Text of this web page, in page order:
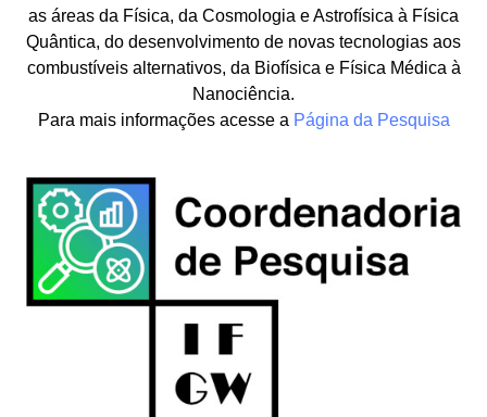
as áreas da Física, da Cosmologia e Astrofísica à Física
Quântica, do desenvolvimento de novas tecnologias aos
combustíveis alternativos, da Biofísica e Física Médica à
Nanociência.
Para mais informações acesse a Página da Pesquisa